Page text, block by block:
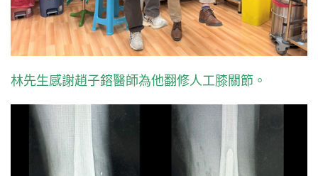
林先生感謝趙子鎔醫師為他翻修人工膝關節。